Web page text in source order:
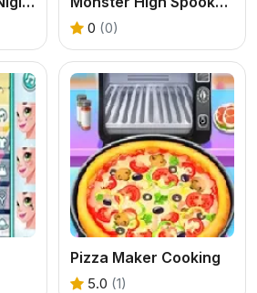
0 (0)
Pizza Maker Cooking
5.0 (1)